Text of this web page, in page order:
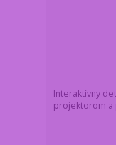
Interaktívny
projektorom a